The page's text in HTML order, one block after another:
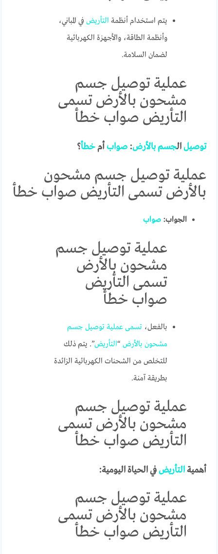
يتم استخدام أنظمة التأريض في المباني،
وأنظمة الطاقة، والأجهزة الكهربائية
لضمان السلامة.
عملية توصيل جسم
مشحون بالأرض تسمى
التأريض صواب خطأ
توصيلالجسمبالأرض:صواب أمخطأ؟
عملية توصيل جسم مشحون
بالأرض تسمى التأريض صواب خطأ
الجواب:صواب
عملية توصيل جسم
مشحون بالأرض
تسمى التأريض
صواب خطأ
بالفعل،تسمى عملية توصيل جسم
مشحون بالأرض “التأريض”. يتم ذلك
للتخلص من الشحنات الكهربائية الزائدة
بطريقة آمنة.
عملية توصيل جسم
مشحون بالأرض تسمى
التأريض صواب خطأ
أهميةالتأريضفي الحياة اليومية:
عملية توصيل جسم
مشحون بالأرض تسمى
التأريض صواب خطأ